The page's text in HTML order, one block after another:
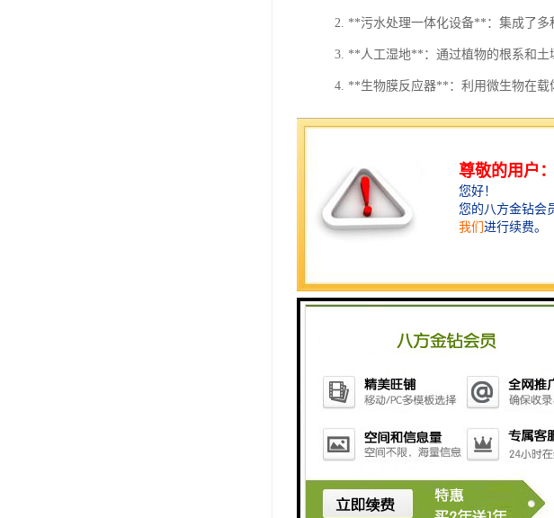
2. **污水处理一体化设备**：集成了多
3. **人工湿地**：通过植物的根系和土
4. **生物膜反应器**：利用微生物在载
5. **微滤和超滤设备**：可以去除细菌
在选择农村生活污水处理设备时，需
确保处理效果的重要环节。